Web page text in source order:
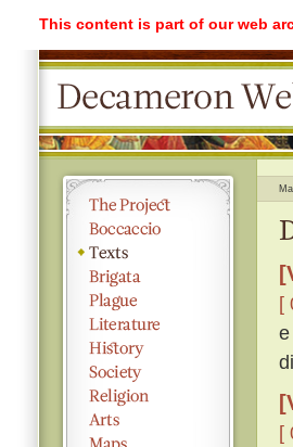
This content is part of our web
[
[